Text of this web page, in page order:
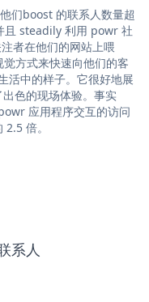
们boost 的联系人数量超
且 steadily 利用 powr 社
者在他们的网站上喂
方式来快速向他们的客
活中的样子。它很好地展
色的现场体验。事实
应用程序交互的访问
倍。
系人